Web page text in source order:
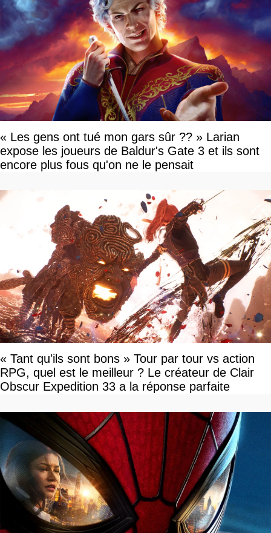
« Les gens ont tué mon gars sûr ?? » Larian
expose les joueurs de Baldur's Gate 3 et ils sont
encore plus fous qu'on ne le pensait
« Tant qu'ils sont bons » Tour par tour vs action
RPG, quel est le meilleur ? Le créateur de Clair
Obscur Expedition 33 a la réponse parfaite